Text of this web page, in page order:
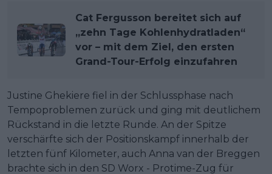
Cat Fergusson bereitet sich auf
„zehn Tage Kohlenhydratladen“
vor – mit dem Ziel, den ersten
Grand-Tour-Erfolg einzufahren
Justine Ghekiere fiel in der Schlussphase nach
Tempoproblemen zurück und ging mit deutlichem
Rückstand in die letzte Runde. An der Spitze
verschärfte sich der Positionskampf innerhalb der
letzten fünf Kilometer, auch Anna van der Breggen
brachte sich in den SD Worx - Protime-Zug für